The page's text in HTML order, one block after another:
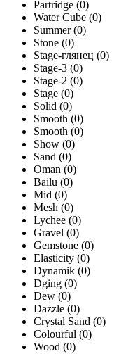
Partridge (0)
Water Cube (0)
Summer(0)
Stone (0)
Stage-глянец (0)
Stage-3 (0)
Stage-2 (0)
Stage (0)
Solid (0)
Smooth (0)
Smooth (0)
Show (0)
Sand (0)
Oman (0)
Bailu (0)
Mid (0)
Mesh (0)
Lychee (0)
Gravel (0)
Gemstone (0)
Elasticity (0)
Dynamik (0)
Dging (0)
Dew (0)
Dazzle (0)
Crystal Sand (0)
Colourful (0)
Wood (0)